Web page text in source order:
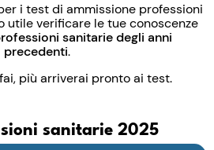
i test di ammissione professioni
utile verificare le tue conoscenze
sanitarie degli anni
precedenti.
più arriverai pronto ai test.
sanitarie 2025